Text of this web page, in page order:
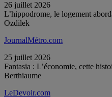
26 juillet 2026
L’hippodrome, le logement
Ozdilek
JournalMétro.com
25 juillet 2026
Fantasia : L’économie, cette
Berthiaume
LeDevoir.com